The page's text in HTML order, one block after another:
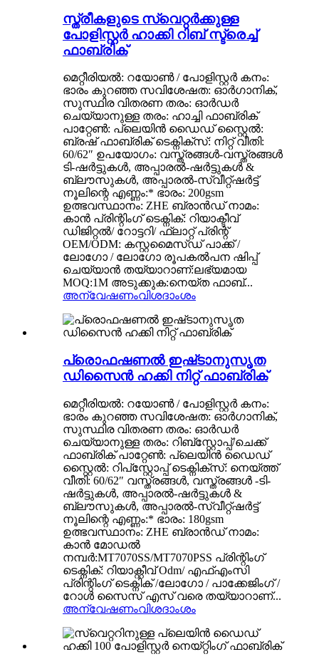
സ്ത്രീകളുടെ സ്വെറ്റർക്കുള്ള
പോളിസ്റ്റർ ഹാക്കി റിബ് സ്ട്രെച്ച്
ഫാബ്രിക്
മെറ്റീരിയൽ: റയോൺ / പോളിസ്റ്റർ കനം:
ഭാരം കുറഞ്ഞ സവിശേഷത: ഓർഗാനിക്,
സുസ്ഥിര വിതരണ തരം: ഓർഡർ
ചെയ്യാനുള്ള തരം: ഹാച്ചി ഫാബ്രിക്
പാറ്റേൺ: പ്ലെയിൻ ഡൈഡ് സ്റ്റൈൽ:
ബ്രഷ് ഫാബ്രിക് ടെക്നിക്സ്: നിറ്റ് വീതി:
60/62″ ഉപയോഗം: വസ്ത്രങ്ങൾ-വസ്ത്രങ്ങൾ
ടി-ഷർട്ടുകൾ, അപ്പാരൽ-ഷർട്ടുകൾ &
ബ്ലൗസുകൾ, അപ്പാരൽ-സ്വീറ്റ്ഷർട്ട്
നൂലിന്റെ എണ്ണം:* ഭാരം: 200gsm
ഉത്ഭവസ്ഥാനം: ZHE ബ്രാൻഡ് നാമം:
കാൻ പ്രിന്റിംഗ് ടെക്നിക്: റിയാക്ടീവ്
ഡിജിറ്റൽ/ റോട്ടറി/ ഫ്ലാറ്റ് പ്രിന്റ്
OEM/ODM: കസ്റ്റമൈസ്ഡ് പാക്ക് /
ലോഗോ / ലോഗോ രൂപകൽപന ഷിപ്പ്
ചെയ്യാൻ തയ്യാറാണ്:ലഭ്യമായ
MOQ:1M അടുക്കുക:നെയ്ത ഫാബ്...
അന്വേഷണംവിശദാംശം
പ്രൊഫഷണൽ ഇഷ്‌ടാനുസൃത
ഡിസൈൻ ഹക്കി നിറ്റ് ഫാബ്രിക്
മെറ്റീരിയൽ: റയോൺ / പോളിസ്റ്റർ കനം:
ഭാരം കുറഞ്ഞ സവിശേഷത: ഓർഗാനിക്,
സുസ്ഥിര വിതരണ തരം: ഓർഡർ
ചെയ്യാനുള്ള തരം: റിബ്‌സ്റ്റോപ്പ്/ചെക്ക്
ഫാബ്രിക് പാറ്റേൺ: പ്ലെയിൻ ഡൈഡ്
സ്റ്റൈൽ: റിപ്‌സ്റ്റോപ്പ് ടെക്നിക്സ്: നെയ്ത്ത്
വീതി: 60/62″ വസ്ത്രങ്ങൾ, വസ്ത്രങ്ങൾ -ടി-
ഷർട്ടുകൾ, അപ്പാരൽ-ഷർട്ടുകൾ &
ബ്ലൗസുകൾ, അപ്പാരൽ-സ്വീറ്റ്ഷർട്ട്
നൂലിന്റെ എണ്ണം:* ഭാരം: 180gsm
ഉത്ഭവസ്ഥാനം: ZHE ബ്രാൻഡ് നാമം:
കാൻ മോഡൽ
നമ്പർ:MT7070SS/MT7070PSS പ്രിന്റിംഗ്
ടെക്നിക്: റിയാക്റ്റീവ് Odm/ എഫ്എംസി
പ്രിന്റിംഗ് ടെക്നിക് /ലോഗോ / പാക്കേജിംഗ് /
റോൾ സൈസ് എസ് വരെ തയ്യാറാണ്...
അന്വേഷണംവിശദാംശം